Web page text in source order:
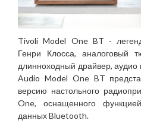
Tivoli Model One BT -
Генри Клосса, аналоговый
длинноходный драйвер,
Audio Model One BT
версию настольного
One, оснащенного
данных Bluetooth.